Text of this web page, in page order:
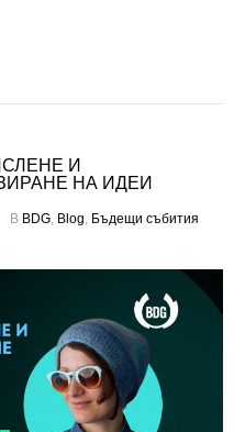
И
НА ИДЕИ
В BDG, Blog, Бъдещи събития